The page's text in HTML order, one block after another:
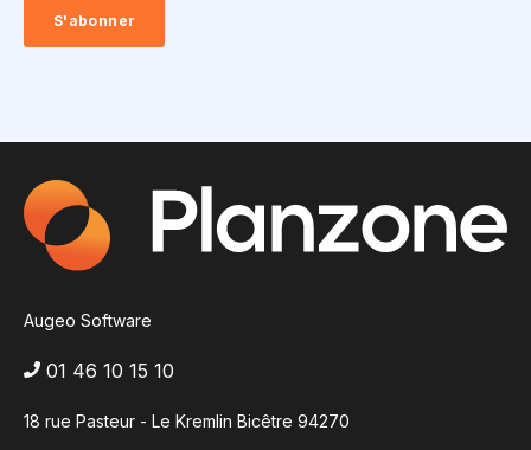
Augeo Software
01 46 10 15 10
18 rue Pasteur - Le Kremlin Bicêtre 94270